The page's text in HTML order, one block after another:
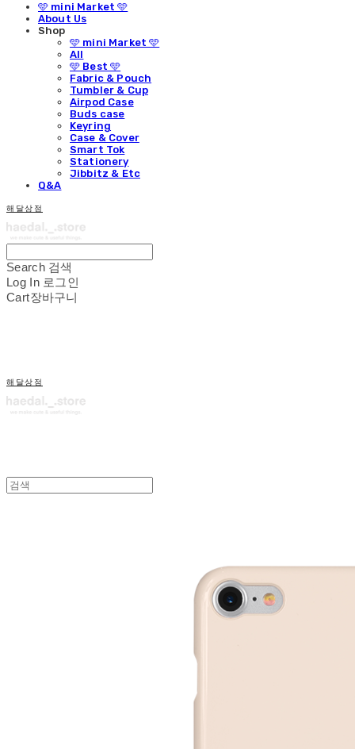
🩵 mini Market 🩵
About Us
Shop
🩵 mini Market 🩵
All
🩵 Best 🩵
Fabric & Pouch
Tumbler & Cup
Airpod Case
Buds case
Keyring
Case & Cover
Smart Tok
Stationery
Jibbitz & Etc
Q&A
해달상점
Search 검색
Log In 로그인
Cart장바구니
해달상점